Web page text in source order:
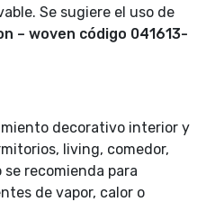
Se sugiere el uso de
– woven código 041613-
decorativo interior y
living, comedor,
recomienda para
de vapor, calor o